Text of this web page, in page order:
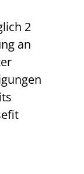
2
an